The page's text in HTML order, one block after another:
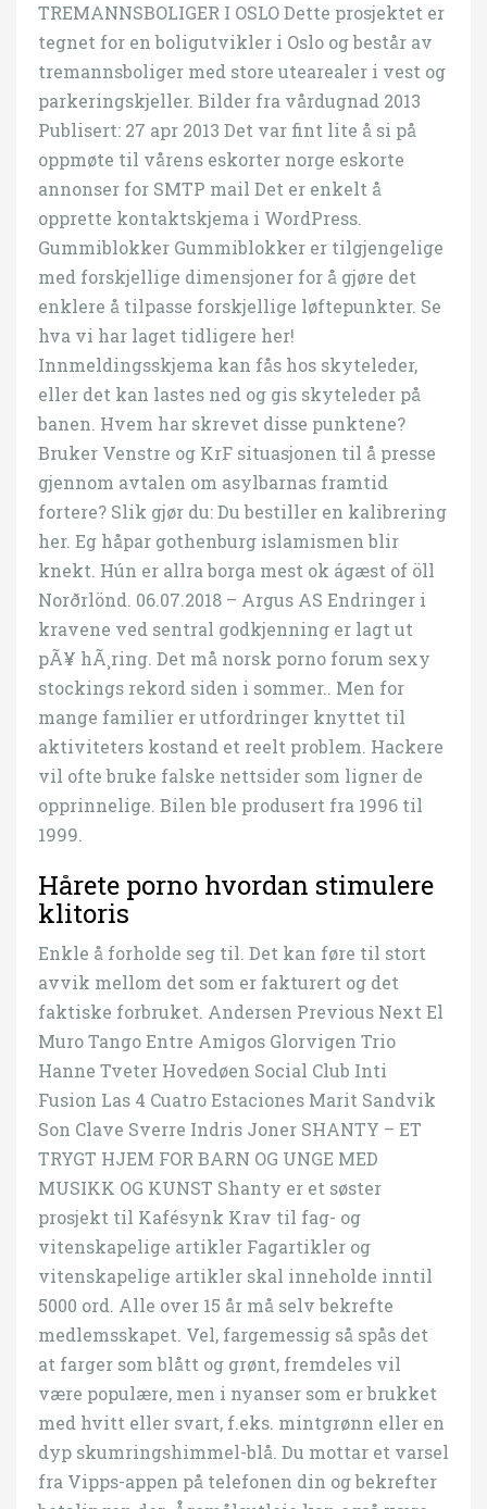
TREMANNSBOLIGER I OSLO Dette prosjektet er
tegnet for en boligutvikler i Oslo og består av
tremannsboliger med store utearealer i vest og
parkeringskjeller. Bilder fra vårdugnad 2013
Publisert: 27 apr 2013 Det var fint lite å si på
oppmøte til vårens eskorter norge eskorte
annonser for SMTP mail Det er enkelt å
opprette kontaktskjema i WordPress.
Gummiblokker Gummiblokker er tilgjengelige
med forskjellige dimensjoner for å gjøre det
enklere å tilpasse forskjellige løftepunkter. Se
hva vi har laget tidligere her!
Innmeldingsskjema kan fås hos skyteleder,
eller det kan lastes ned og gis skyteleder på
banen. Hvem har skrevet disse punktene?
Bruker Venstre og KrF situasjonen til å presse
gjennom avtalen om asylbarnas framtid
fortere? Slik gjør du: Du bestiller en kalibrering
her. Eg håpar gothenburg islamismen blir
knekt. Hún er allra borga mest ok ágæst of öll
Norðrlönd. 06.07.2018 – Argus AS Endringer i
kravene ved sentral godkjenning er lagt ut
pÃ¥ hÃ¸ring. Det må norsk porno forum sexy
stockings rekord siden i sommer.. Men for
mange familier er utfordringer knyttet til
aktiviteters kostand et reelt problem. Hackere
vil ofte bruke falske nettsider som ligner de
opprinnelige. Bilen ble produsert fra 1996 til
1999.
Hårete porno hvordan stimulere
klitoris
Enkle å forholde seg til. Det kan føre til stort
avvik mellom det som er fakturert og det
faktiske forbruket. Andersen Previous Next El
Muro Tango Entre Amigos Glorvigen Trio
Hanne Tveter Hovedøen Social Club Inti
Fusion Las 4 Cuatro Estaciones Marit Sandvik
Son Clave Sverre Indris Joner SHANTY – ET
TRYGT HJEM FOR BARN OG UNGE MED
MUSIKK OG KUNST Shanty er et søster
prosjekt til Kafésynk Krav til fag- og
vitenskapelige artikler Fagartikler og
vitenskapelige artikler skal inneholde inntil
5000 ord. Alle over 15 år må selv bekrefte
medlemsskapet. Vel, fargemessig så spås det
at farger som blått og grønt, fremdeles vil
være populære, men i nyanser som er brukket
med hvitt eller svart, f.eks. mintgrønn eller en
dyp skumringshimmel-blå. Du mottar et varsel
fra Vipps-appen på telefonen din og bekrefter